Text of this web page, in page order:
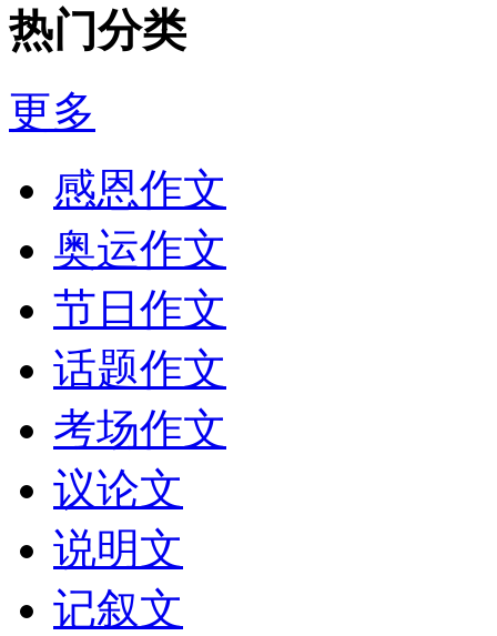
热门分类
更多
感恩作文
奥运作文
节日作文
话题作文
考场作文
议论文
说明文
记叙文